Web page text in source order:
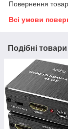
Повернення
Всі умови
Подібні